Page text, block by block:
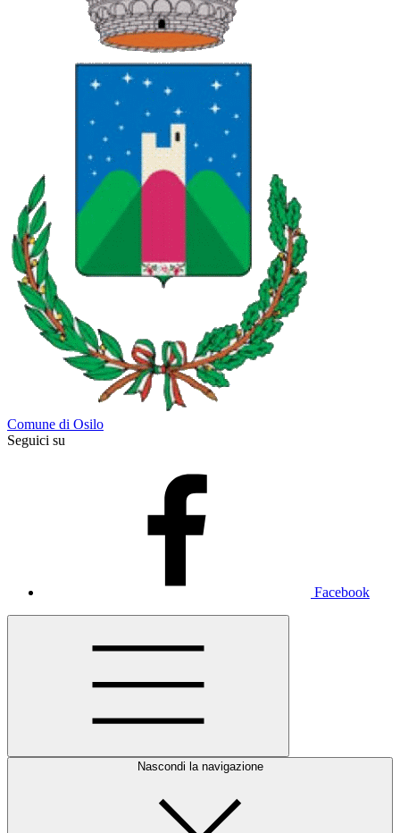
Comune di Osilo
Seguici su
Facebook
Nascondi la navigazione